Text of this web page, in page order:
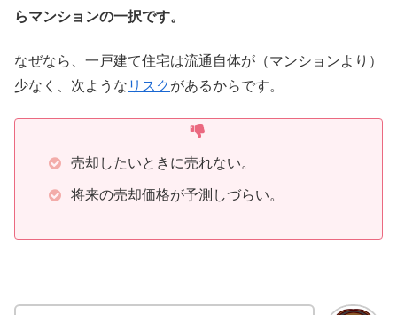
らマンションの一択です。
なぜなら、一戸建て住宅は流通自体が（マンションより）
少なく、次ような リスクがあるからです。
売却したいときに売れない。
将来の売却価格が予測しづらい。